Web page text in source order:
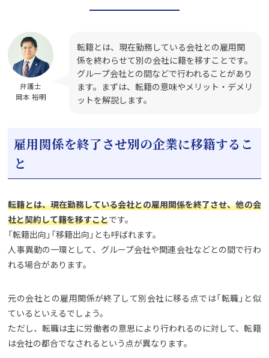
弁護士
岡本 裕明
転籍とは、現在勤務している会社との雇用関
係を終わらせて別の会社に籍を移すことです。
グループ会社との間などで行われることがあり
ます。まずは、転籍の意味やメリット・デメリ
ットを解説します。
雇用関係を終了させ別の企業に移籍するこ
と
転籍とは、現在勤務している会社との雇用関係を終了させ、他の会
社と契約して籍を移すことです。
「転籍出向」「移籍出向」とも呼ばれます。
人事異動の一環として、グループ会社や関連会社などとの間で行わ
れる場合があります。
元の会社との雇用関係が終了して別会社に移る点では「転職」と似
ているといえるでしょう。
ただし、転職は主に労働者の意思により行われるのに対して、転籍
は会社の都合でなされるという点が異なります。